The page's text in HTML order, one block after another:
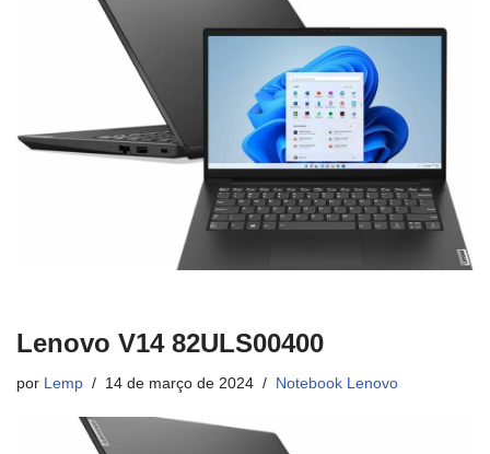
Lenovo V14 82ULS00400
por Lemp 14 de março de 2024 Notebook Lenovo